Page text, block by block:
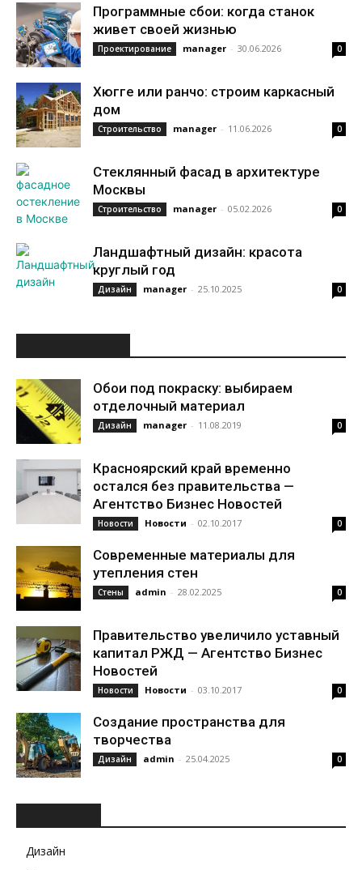
Программные сбои: когда станок
живет своей жизнью
Проектирование manager - 30.06.2026 0
Хюгге или ранчо: строим каркасный
дом
Строительство manager - 11.06.2026 0
Стеклянный фасад в архитектуре
Москвы
Строительство manager - 05.02.2026 0
Ландшафтный дизайн: красота
круглый год
Дизайн manager - 25.10.2025 0
Обои под покраску: выбираем
отделочный материал
Дизайн manager - 11.08.2019 0
Красноярский край временно
остался без правительства —
Агентство Бизнес Новостей
Новости Новости - 02.10.2017 0
Современные материалы для
утепления стен
Стены admin - 28.02.2025 0
Правительство увеличило уставный
капитал РЖД — Агентство Бизнес
Новостей
Новости Новости - 03.10.2017 0
Создание пространства для
творчества
Дизайн admin - 25.04.2025 0
Дизайн